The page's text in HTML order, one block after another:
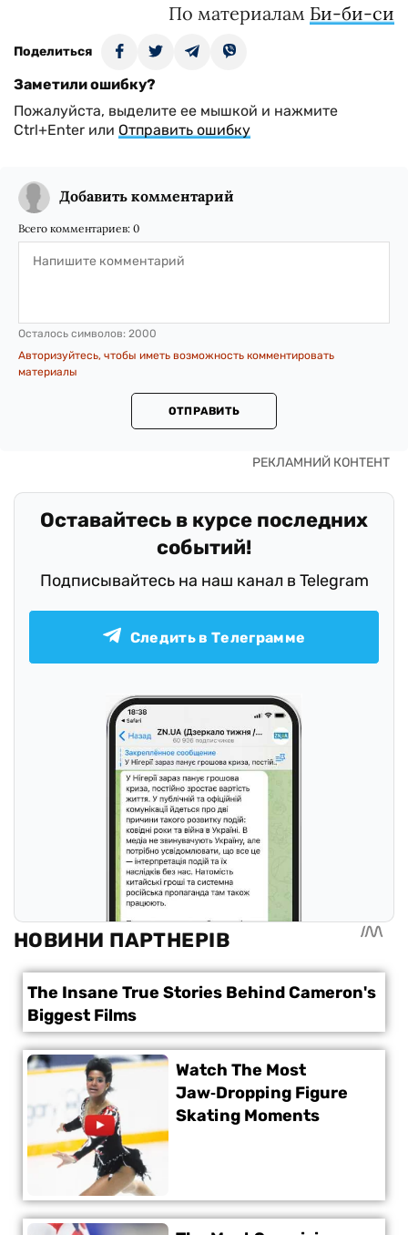
По материалам Би-би-си
Поделиться
Заметили ошибку?
Пожалуйста, выделите ее мышкой и нажмите
Ctrl+Enter или Отправить ошибку
Добавить комментарий
Всего комментариев: 0
Осталось символов: 2000
Авторизуйтесь, чтобы иметь возможность комментировать
материалы
ОТПРАВИТЬ
Оставайтесь в курсе последних
событий!
Подписывайтесь на наш канал в Telegram
Следить в Телеграмме